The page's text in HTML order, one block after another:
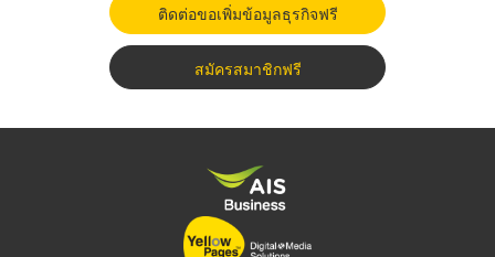
ติดต่อขอเพิ่มข้อมูลธุรกิจฟรี
สมัครสมาชิกฟรี